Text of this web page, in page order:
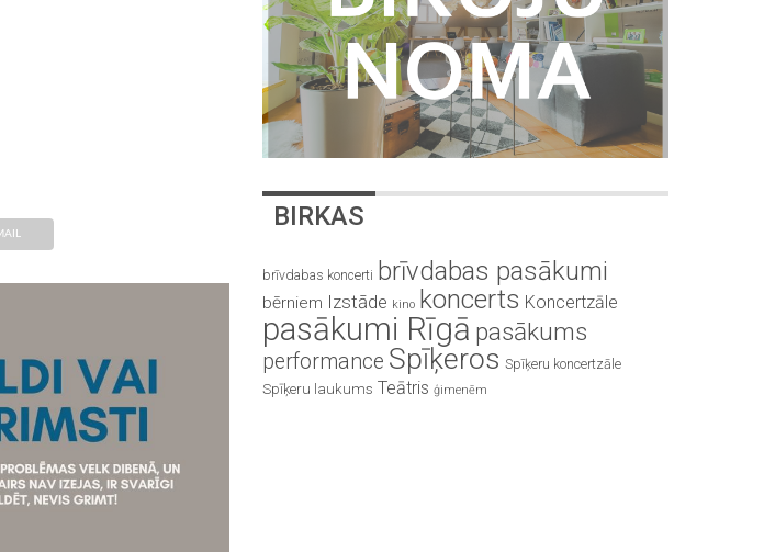
BIRKAS
brīvdabas koncerti brīvdabas pasākumi
bērniem Izstāde kino koncerts Koncertzāle
pasākumi Rīgā pasākums
performance Spīķeros Spīķeru koncertzāle
Spīķeru laukums Teātris ģimenēm